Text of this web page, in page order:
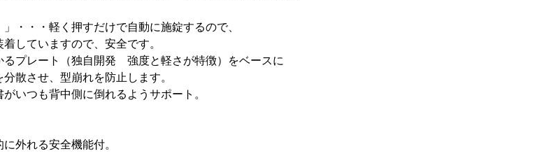
・・・軽く押すだけで自動に施錠するので、
していますので、安全です。
るプレート（独自開発 強度と軽さが特徴）をベースに
散させ、型崩れを防止します。
いつも背中側に倒れるようサポート。
外れる安全機能付。